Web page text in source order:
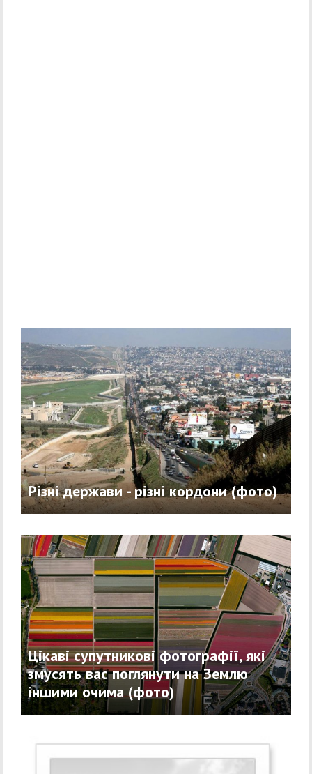
Різні держави - різні кордони (фото)
Цікаві супутникові фотографії, які
змусять вас поглянути на Землю
іншими очима (фото)